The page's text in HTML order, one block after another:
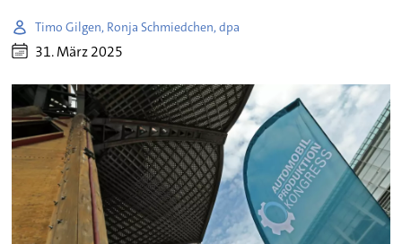
Timo Gilgen, Ronja Schmiedchen, dpa
31. März 2025